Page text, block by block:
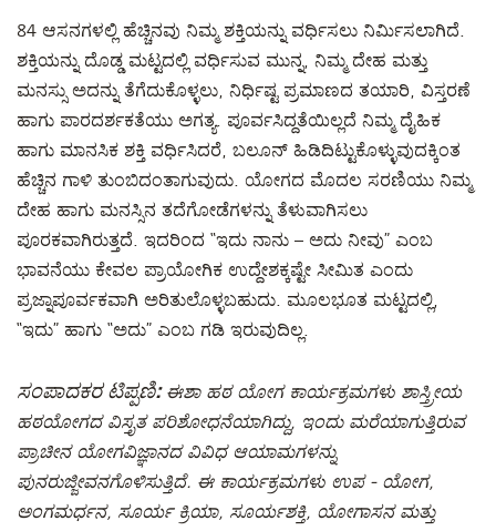
84 ಆಸನಗಳಲ್ಲಿ ಹೆಚ್ಚಿನವು ನಿಮ್ಮ ಶಕ್ತಿಯನ್ನು ವರ್ಧಿಸಲು ನಿರ್ಮಿಸಲಾಗಿದೆ.
ಶಕ್ತಿಯನ್ನು ದೊಡ್ಡ ಮಟ್ಟದಲ್ಲಿ ವರ್ಧಿಸುವ ಮುನ್ನ, ನಿಮ್ಮ ದೇಹ ಮತ್ತು
ಮನಸ್ಸು ಅದನ್ನು ತೆಗೆದುಕೊಳ್ಳಲು, ನಿರ್ಧಿಷ್ಟ ಪ್ರಮಾಣದ ತಯಾರಿ, ವಿಸ್ತರಣೆ
ಹಾಗು ಪಾರದರ್ಶಕತೆಯು ಅಗತ್ಯ. ಪೂರ್ವಸಿದ್ದತೆಯಿಲ್ಲದೆ ನಿಮ್ಮ ದೈಹಿಕ
ಹಾಗು ಮಾನಸಿಕ ಶಕ್ತಿ ವರ್ಧಿಸಿದರೆ, ಬಲೂನ್ ಹಿಡಿದಿಟ್ಟುಕೊಳ್ಳುವುದಕ್ಕಿಂತ
ಹೆಚ್ಚಿನ ಗಾಳಿ ತುಂಬಿದಂತಾಗುವುದು. ಯೋಗದ ಮೊದಲ ಸರಣಿಯು ನಿಮ್ಮ
ದೇಹ ಹಾಗು ಮನಸ್ಸಿನ ತದೆಗೋಡೆಗಳನ್ನು ತೆಳುವಾಗಿಸಲು
ಪೂರಕವಾಗಿರುತ್ತದೆ. ಇದರಿಂದ “ಇದು ನಾನು – ಅದು ನೀವು” ಎಂಬ
ಭಾವನೆಯು ಕೇವಲ ಪ್ರಾಯೋಗಿಕ ಉದ್ದೇಶಕ್ಕಷ್ಟೇ ಸೀಮಿತ ಎಂದು
ಪ್ರಜ್ನಾಪೂರ್ವಕವಾಗಿ ಅರಿತುಲೊಳ್ಳಬಹುದು. ಮೂಲಭೂತ ಮಟ್ಟದಲ್ಲಿ,
“ಇದು” ಹಾಗು “ಅದು” ಎಂಬ ಗಡಿ ಇರುವುದಿಲ್ಲ.
ಸಂಪಾದಕರ ಟಿಪ್ಪಣಿ: ಈಶಾ ಹಠ ಯೋಗ ಕಾರ್ಯಕ್ರಮಗಳು ಶಾಸ್ತ್ರೀಯ
ಹಠಯೋಗದ ವಿಸ್ತೃತ ಪರಿಶೋಧನೆಯಾಗಿದ್ದು, ಇಂದು ಮರೆಯಾಗುತ್ತಿರುವ
ಪ್ರಾಚೀನ ಯೋಗವಿಜ್ಞಾನದ ವಿವಿಧ ಆಯಾಮಗಳನ್ನು
ಪುನರುಜ್ಜೀವನಗೊಳಿಸುತ್ತಿದೆ. ಈ ಕಾರ್ಯಕ್ರಮಗಳು ಉಪ - ಯೋಗ,
ಅಂಗಮರ್ಧನ, ಸೂರ್ಯ ಕ್ರಿಯಾ, ಸೂರ್ಯಶಕ್ತಿ, ಯೋಗಾಸನ ಮತ್ತು